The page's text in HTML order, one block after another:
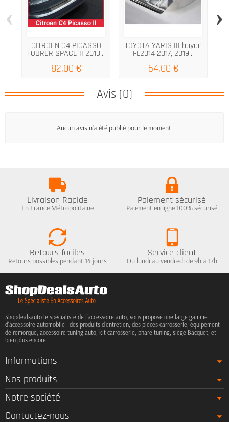
CITROEN C4 PICASSO
TOURER SPACE II 2013...
82,00 €
TOYOTA YARIS III hayon
FL2014 2017, 2019...
64,00 €
‹ ›
Avis (0)
Aucun avis n'a été publié pour le moment.
Livraison Rapide
En France Métropolitaine
Paiement sécurisé
Paiement en ligne 100% sécurisé
Retours faciles
Retours possibles pendant 14 jours
Service client
Du lundi au vendredi de 9h à 17h
Shopdealsauto le spécialiste de l'accessoire auto, vous propose une large gamme
d'accessoire automobile : des produits d'entretien, des pièces carrosserie, équipement
de remorque, accessoire tuning auto, kit carrosserie, phare tuning, siège Bacquet, et
bien plus encore.
Informations
Nos produits
Notre société
Contactez-nous